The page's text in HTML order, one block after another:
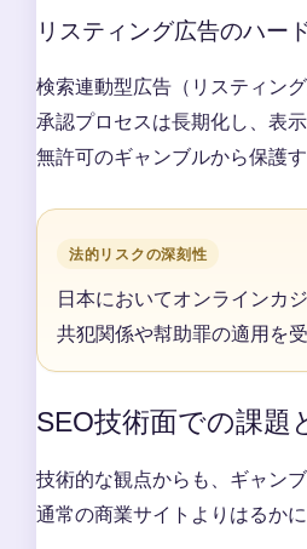
リスティング広告のハー
検索連動型広告（リスティン
承認プロセスは長期化し、表
無許可のギャンブルから保護
法的リスクの深刻性
日本においてオンラインカ
共犯関係や幇助罪の適用を
SEO技術面での課
技術的な観点からも、ギャン
通常の商業サイトよりはるか